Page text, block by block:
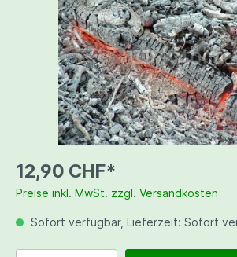
12,90 CHF*
Preise inkl. MwSt. zzgl. Versandkosten
Sofort verfügbar, Lieferzeit: Sofort